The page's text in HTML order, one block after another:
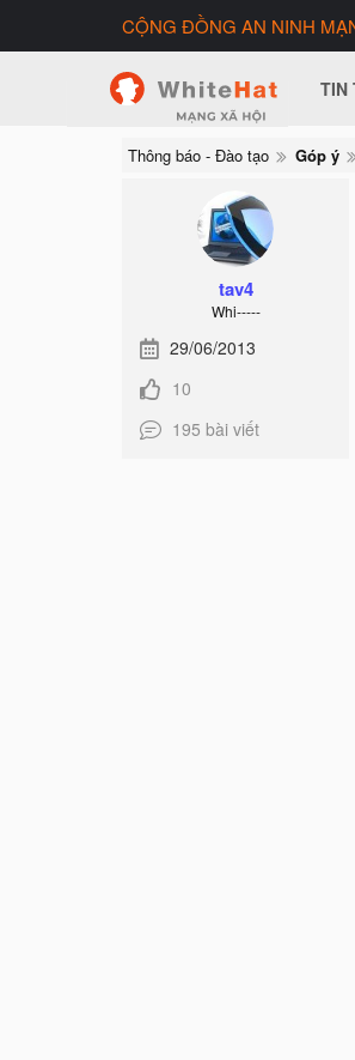
CỘNG ĐỒNG AN NINH
TIN
Thông báo - Đào tạo Góp ý
tav4
Whi-----
29/06/2013
10
195 bài viết